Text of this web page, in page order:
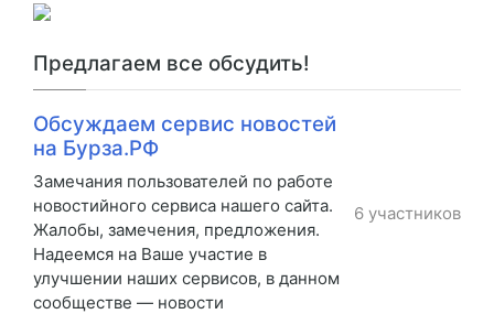
Предлагаем все обсудить!
Обсуждаем сервис новостей
на Бурза.РФ
Замечания пользователей по работе
новостийного сервиса нашего сайта.
Жалобы, замечения, предложения.
Надеемся на Ваше участие в
улучшении наших сервисов, в данном
сообществе — новости
6 участников